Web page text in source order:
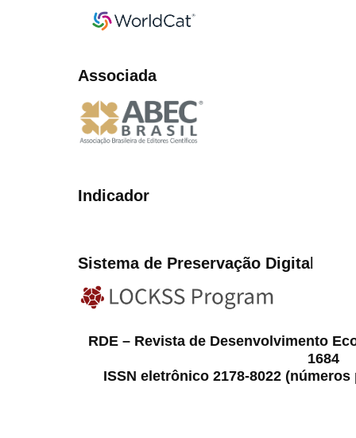
Associada
Indicador
Sistema de Preservação Digital
RDE – Revista de Desenvolvimento
1684
ISSN eletrônico 2178-8022